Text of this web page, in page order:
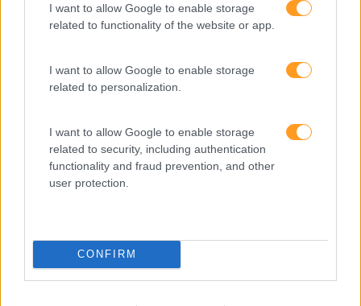
I want to allow Google to enable storage
related to functionality of the website or app.
I want to allow Google to enable storage
related to personalization.
I want to allow Google to enable storage
related to security, including authentication
functionality and fraud prevention, and other
user protection.
CONFIRM
Feedback Fora Do
Fazer Perguntas Tira-Nos
Pesquisa